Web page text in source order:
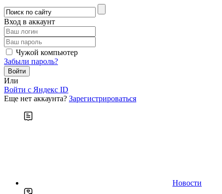
Вход в аккаунт
Чужой компьютер
Забыли пароль?
Или
Войти c Яндекс ID
Еще нет аккаунта? Зарегистрироваться
Новости